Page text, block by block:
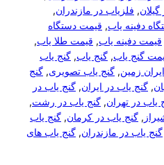
مازندران ,
دستگاه
, قیمت طلا یاب,
یاب, گنج یاب
تصویری, گنج
, گنج یاب در
یاب در رشت,
کرمان, گنج یاب
, گنج یاب های